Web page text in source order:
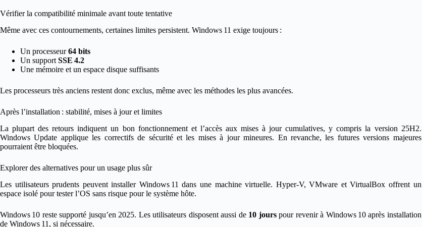
Vérifier la compatibilité minimale avant toute tentative
Même avec ces contournements, certaines limites persistent. Windows 11 exige toujours :
Un processeur64 bits
Un support SSE 4.2
Une mémoire et un espace disque suffisants
Les processeurs très anciens restent donc exclus, même avec les méthodes les plus avancées.
Après l’installation : stabilité, mises à jour et limites
La plupart des retours indiquent un bon fonctionnement et l’accès aux mises à jour cumulatives, y compris la version 25H2.
Windows Update applique les correctifs de sécurité et les mises à jour mineures. En revanche, les futures versions majeures
pourraient être bloquées.
Explorer des alternatives pour un usage plus sûr
Les utilisateurs prudents peuvent installer Windows 11 dans une machine virtuelle. Hyper‑V, VMware et VirtualBox offrent un
espace isolé pour tester l’OS sans risque pour le système hôte.
Windows 10 reste supporté jusqu’en 2025. Les utilisateurs disposent aussi de 10 jourspour revenir à Windows 10 après installation
de Windows 11, si nécessaire.